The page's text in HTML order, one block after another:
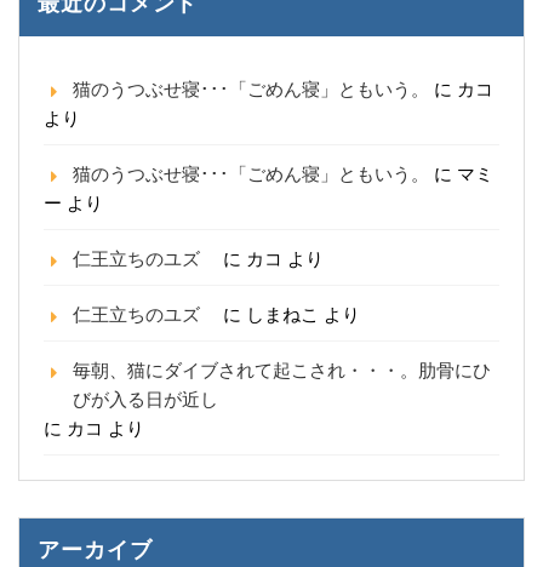
猫のうつぶせ寝･･･「ごめん寝」ともいう。 に カコ
より
猫のうつぶせ寝･･･「ごめん寝」ともいう。 に マミ
ー より
仁王立ちのユズ に カコ より
仁王立ちのユズ に しまねこ より
毎朝、猫にダイブされて起こされ・・・。肋骨にひ
びが入る日が近し
に カコ より
アーカイブ